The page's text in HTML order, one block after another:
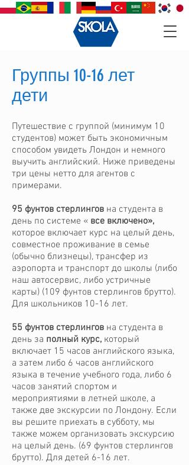
Группы 10-16 лет
дети
Путешествие с группой (минимум 10
студентов) может быть экономичным
способом увидеть Лондон и немного
выучить английский. Ниже приведены
три цены нетто для агентов с
примерами.
95 фунтов стерлингов на студента в
день по системе « все включено»,
которое включает курс на целый день,
совместное проживание в семье
(обычно близнецы), трансфер из
аэропорта и транспорт до школы (либо
наш автосервис, либо устричные
карты) (109 фунтов стерлингов брутто).
Для школьников 10-16 лет.
55 фунтов стерлингов на студента в
день за полный курс, который
включает 15 часов английского языка,
а затем либо 6 часов английского
языка в течение учебного года, либо 6
часов занятий спортом и
мероприятиями в летней школе, а
также две экскурсии по Лондону. Если
вы решите приехать в субботу, мы
также можем организовать экскурсию
на целый день. (69 фунтов стерлингов
брутто). Для детей 6-16 лет.